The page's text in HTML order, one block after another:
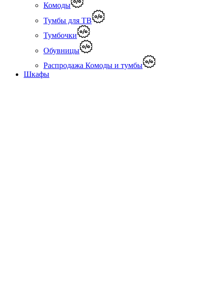
Комоды
Тумбы для ТВ
Тумбочки
Обувницы
Распродажа Комоды и тумбы
Шкафы